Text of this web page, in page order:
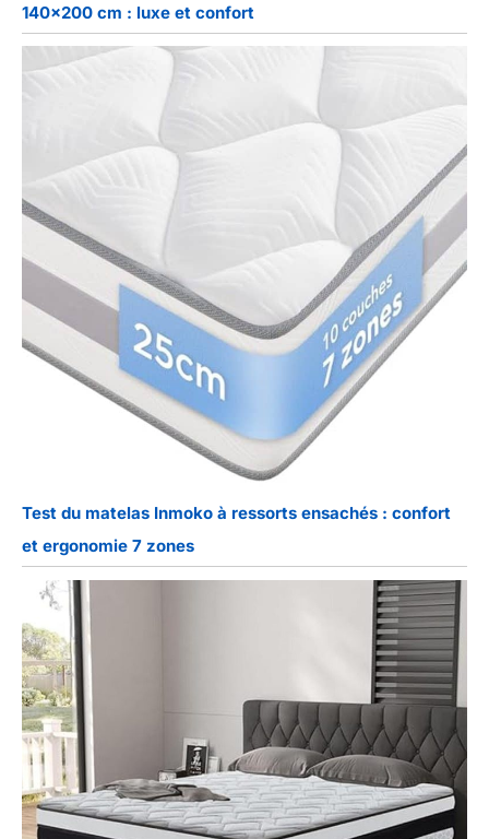
140×200 cm : luxe et confort
Test du matelas Inmoko à ressorts ensachés : confort
et ergonomie 7 zones